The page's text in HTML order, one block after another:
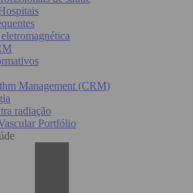
Management (CRM)
radiação
Portfólio